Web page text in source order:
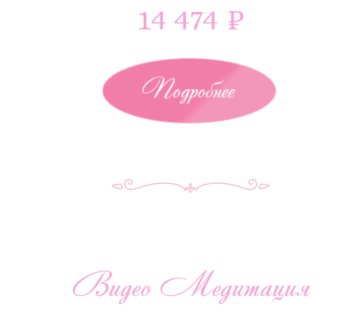
14 474 ₽
Подробнее
Видео Медитация